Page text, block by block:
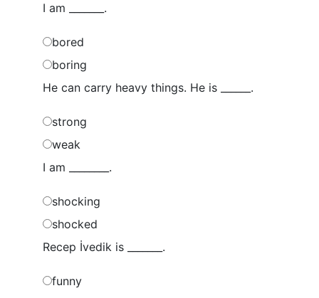
I am _______.
bored
boring
He can carry heavy things. He is ______.
strong
weak
I am ________.
shocking
shocked
Recep İvedik is _______.
funny